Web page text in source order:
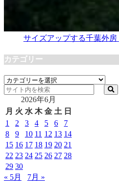
サイズアップする千葉外房
カテゴリー
カ
テ
リ
ー
2026年6月
月 火 水 木 金 土 日
1
2 3 4 5 6
7
8
9 10 11 12 13 14
15 16 17 18 19 20 21
22 23 24 25 26 27 28
29 30
« 5月
7月 »